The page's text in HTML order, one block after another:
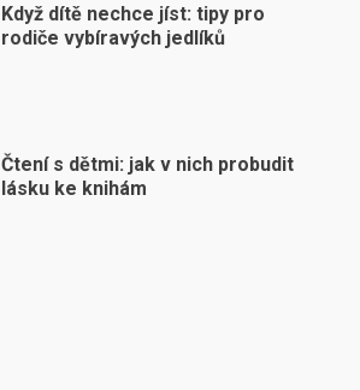
Když dítě nechce jíst: tipy pro
rodiče vybíravých jedlíků
Čtení s dětmi: jak v nich probudit
lásku ke knihám